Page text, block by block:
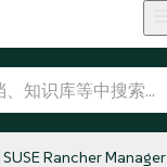
SUSE Rancher Manager